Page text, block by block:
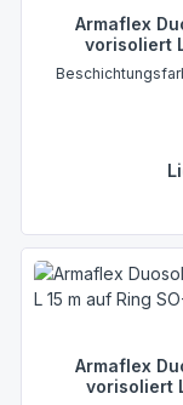
Armaflex
vorisoliert
Armaflex
vorisoliert